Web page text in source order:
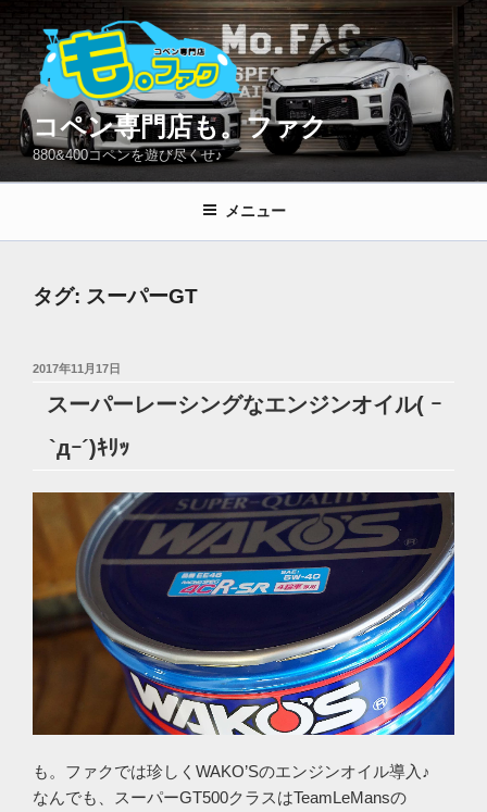
ン
テ
ン
ツ
へ
プ
コペン専門店も。ファク
880&400コペンを遊び尽くせ♪
メニュー
タグ: スーパーGT
投
2017年11月17日
スーパーレーシングなエンジンオイル( ｰ
`дｰ´)ｷﾘｯ
も。ファクでは珍しくWAKO’Sのエンジンオイル導入♪
なんでも、スーパーGT500クラスはTeamLeMansの